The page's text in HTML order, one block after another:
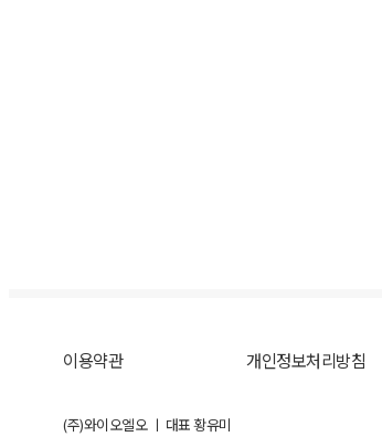
이용약관 개인정보처리방침
(주)와이오엘오 ㅣ 대표 황유미